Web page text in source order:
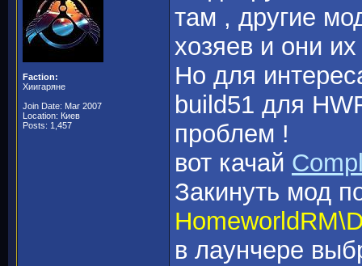
Faction:
Хиигаряне
Join Date: Mar 2007
Location: Киев
Posts: 1,457
там , другие
хозяев и они
Но для
build51 для
проблем !
вот качай
Закинуть мод
в лаунчере